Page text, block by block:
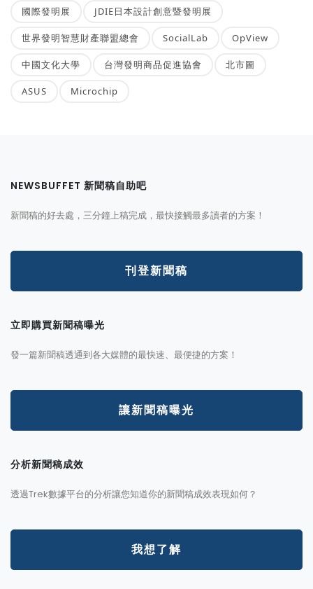
國際發明展 JDIE日本設計創意暨發明展
世界發明智慧財產聯盟總會 SocialLab OpView
中國文化大學 台灣發明商品促進協會 北市圖
ASUS Microchip
NEWSBUFFET 新聞稿自助吧
新聞稿的好去處，三分鐘上稿完成，最快接觸最多讀者的方案！
刊登新聞稿
立即購買新聞稿曝光
發一篇新聞稿透通到各大媒體的最快速、最便捷的方案！
讓新聞稿曝光
分析新聞稿成效
透過Trek數據平台的分析讓您知道你的新聞稿成效表現如何？
我想了解